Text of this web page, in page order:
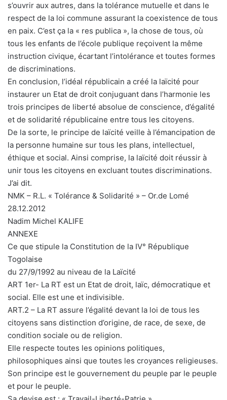
s’ouvrir aux autres, dans la tolérance mutuelle et dans le
respect de la loi commune assurant la coexistence de tous
en paix. C’est ça la « res publica », la chose de tous, où
tous les enfants de l’école publique reçoivent la même
instruction civique, écartant l’intolérance et toutes formes
de discriminations.
En conclusion, l’idéal républicain a créé la laïcité pour
instaurer un Etat de droit conjuguant dans l’harmonie les
trois principes de liberté absolue de conscience, d’égalité
et de solidarité républicaine entre tous les citoyens.
De la sorte, le principe de laïcité veille à l’émancipation de
la personne humaine sur tous les plans, intellectuel,
éthique et social. Ainsi comprise, la laïcité doit réussir à
unir tous les citoyens en excluant toutes discriminations.
J’ai dit.
NMK – R.L. « Tolérance & Solidarité » – Or.de Lomé
28.12.2012
Nadim Michel KALIFE
ANNEXE
Ce que stipule la Constitution de la IV° République
Togolaise
du 27/9/1992 au niveau de la Laïcité
ART 1er- La RT est un Etat de droit, laïc, démocratique et
social. Elle est une et indivisible.
ART.2 – La RT assure l’égalité devant la loi de tous les
citoyens sans distinction d’origine, de race, de sexe, de
condition sociale ou de religion.
Elle respecte toutes les opinions politiques,
philosophiques ainsi que toutes les croyances religieuses.
Son principe est le gouvernement du peuple par le peuple
et pour le peuple.